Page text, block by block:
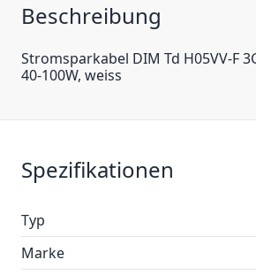
Beschreibung
Stromsparkabel DIM Td H05VV-F
40-100W, weiss
Spezifikationen
Typ
Marke